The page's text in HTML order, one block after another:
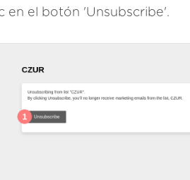
en el botón 'Unsubscribe'.